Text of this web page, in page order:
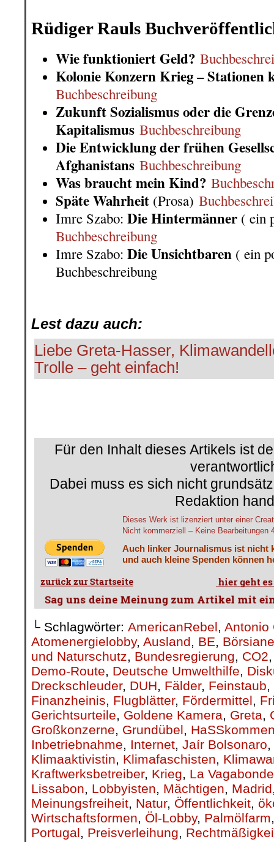
Rüdiger Rauls
Wie funktioniert Geld?
Kolonie Konzern Krieg –
Buchbeschreibung
Zukunft Sozialismus oder die
Kapitalismus Buchbeschreibung
Die Entwicklung der frühen
Afghanistans Buchbeschreibung
Was braucht mein Kind?
Späte Wahrheit (Prosa)
Imre Szabo: Die Hintermänner ( ein
Buchbeschreibung
Imre Szabo: Die Unsichtbaren ( ein
Buchbeschreibung
Lest dazu auch:
Liebe Greta-Hasser,
Trolle – geht einfach!
Für den Inhalt dieses Artikels ist
Dabei muss es sich nicht
Redaktion
Dieses Werk ist lizenziert unter einer
Nicht kommerziell – Keine Bearbeitungen
Auch linker Journalismus ist nicht
und auch kleine Spenden können
└ Schlagwörter: AmericanRebel, Antonio
Atomenergielobby, Ausland, BE,
und Naturschutz, Bundesregierung, CO2
Demo-Route, Deutsche Umwelthilfe,
Dreckschleuder, DUH, Fälder, Feinstaub,
Finanzheinis, Flugblätter, Fördermittel,
Gerichtsurteile, Goldene Kamera, Greta,
Großkonzerne, Grundübel,
Inbetriebnahme, Internet, Jaír Bolsonaro,
Klimaaktivistin, Klimafaschisten,
Kraftwerksbetreiber, Krieg, La Vagabonde
Lissabon, Lobbyisten, Mächtigen, Madrid
Meinungsfreiheit, Natur, Öffentlichkeit,
Wirtschaftsformen, Öl-Lobby, Palmölfarm
Portugal, Preisverleihung,